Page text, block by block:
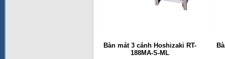
Bàn mát 3 cánh Hoshizaki RT-
188MA-S-ML